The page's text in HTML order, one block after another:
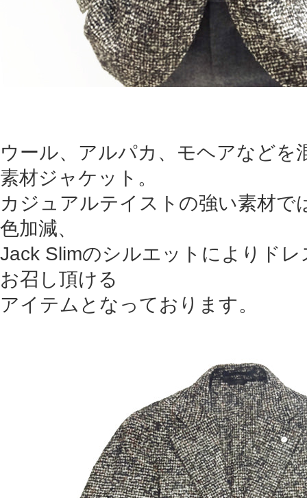
ウール、アルパカ、モヘアなどを
素材ジャケット。
カジュアルテイストの強い素材で
色加減、
Jack Slimのシルエットによりド
お召し頂ける
アイテムとなっております。